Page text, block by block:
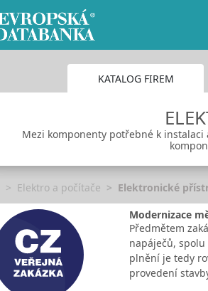
KATALOG FIREM
Mezi komponenty potřebné k instalaci
Elektro a počítače Elektronické
Modernizace
Předmětem
napáječů,
plnění je tedy
provedení